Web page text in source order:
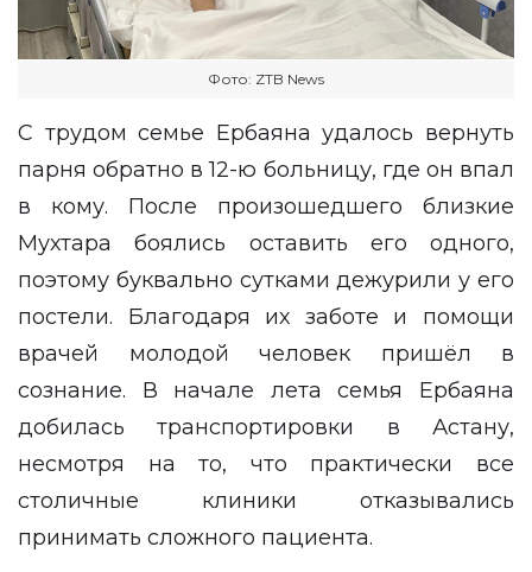
Фото: ZTB News
С трудом семье Ербаяна удалось вернуть
парня обратно в 12-ю больницу, где он впал
в кому. После произошедшего близкие
Мухтара боялись оставить его одного,
поэтому буквально сутками дежурили у его
постели. Благодаря их заботе и помощи
врачей молодой человек пришёл в
сознание. В начале лета семья Ербаяна
добилась транспортировки в Астану,
несмотря на то, что практически все
столичные клиники отказывались
принимать сложного пациента.